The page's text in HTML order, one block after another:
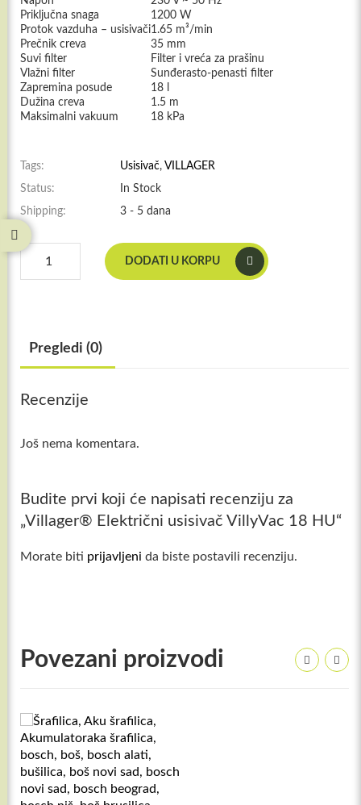
Priključna snaga
1200 W
Protok vazduha – usisivači1.65 m³/min
Prečnik creva
35 mm
Suvi filter
Filter i vreća za prašinu
Vlažni filter
Sunđerasto-penasti filter
Zapremina posude
18 l
Dužina creva
1.5 m
Maksimalni vakuum
18 kPa
Tags: Usisivač, VILLAGER
Status:
In Stock
Shipping:
3 - 5 dana
Villager®
Električni
usisivač
količina
DODATI U KORPU
Pregledi (0)
Recenzije
Još nema komentara.
Budite prvi koji će napisati recenziju za
„Villager® Električni usisivač VillyVac 18 HU“
Morate biti prijavljeni da biste postavili recenziju.
Povezani proizvodi